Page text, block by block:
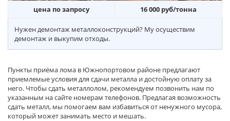
цена по запросу 16 000 руб/тонна
Нужен демонтаж металлоконструкций? Му осуществим
демонтаж и выкупим отходы.
Пункты приёма лома в Южнопортовом районе предлагают
приемлемые условия для сдачи металла и достойную оплату за
него. Чтобы сдать металлолом, рекомендуем позвонить нам по
указанным на сайте номерам телефонов. Предлагая возможность
сдать металл, мы помогаем вам избавиться от ненужного мусора,
который может занимать место и мешать.